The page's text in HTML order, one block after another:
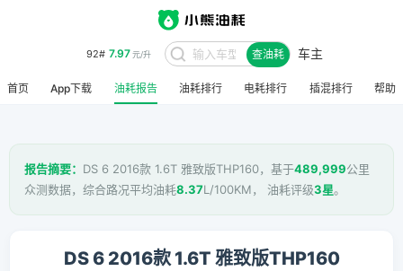
92# 7.97元/升 查油耗 车主
首页 App下载 油耗报告 油耗排行 电耗排行 插混排行 帮助
报告摘要： DS 6 2016款 1.6T 雅致版THP160，基于489,999公里
众测数据，综合路况平均油耗8.37L/100KM， 油耗评级3星。
DS 6 2016款 1.6T 雅致版THP160